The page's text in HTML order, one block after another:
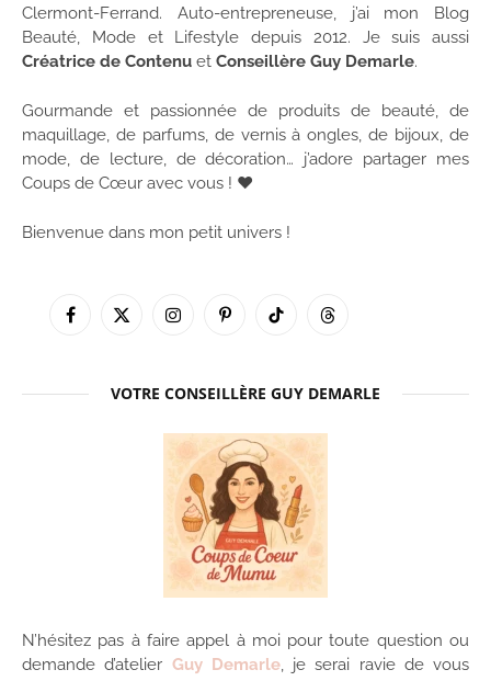
Clermont-Ferrand. Auto-entrepreneuse, j’ai mon Blog
Beauté, Mode et Lifestyle depuis 2012. Je suis aussi
Créatrice de Contenu et Conseillère Guy Demarle.
Gourmande et passionnée de produits de beauté, de
maquillage, de parfums, de vernis à ongles, de bijoux, de
mode, de lecture, de décoration… j’adore partager mes
Coups de Cœur avec vous ! ♥
Bienvenue dans mon petit univers !
Facebook
X
InstagramPinterestTikTok Threads
VOTRE CONSEILLÈRE GUY DEMARLE
N’hésitez pas à faire appel à moi pour toute question ou
demande d’atelier Guy Demarle, je serai ravie de vous